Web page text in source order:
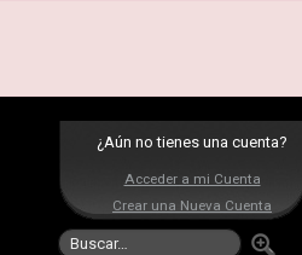
¿Aún no tienes una cuenta?
Acceder a mi Cuenta
Crear una Nueva Cuenta